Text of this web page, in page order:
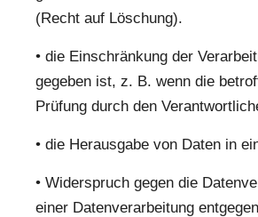
(Recht auf Löschung).
• die Einschränkung der
gegeben ist, z. B. wenn die
Prüfung durch den
• die Herausgabe von Daten in
• Widerspruch gegen die
einer Datenverarbeitung